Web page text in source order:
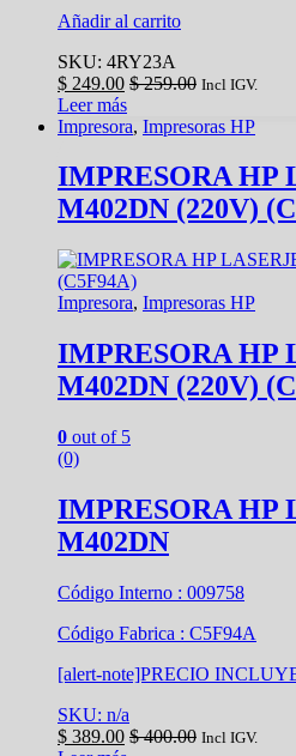
Añadir al carrito
SKU: 4RY23A
$ 249.00 $259.00 Incl IGV.
Leer más
Impresora, Impresoras HP
IMPRESORA HP
M402DN (220V)
Impresora, Impresoras HP
IMPRESORA HP
M402DN (220V)
0 out of 5
(0)
IMPRESORA HP
M402DN
Código Interno : 009758
Código Fabrica : C5F94A
[alert-note]PRECIO
SKU: n/a
$ 389.00 $400.00 Incl IGV.